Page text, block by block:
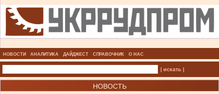
НОВОСТИ АНАЛИТИКА ДАЙДЖЕСТ СПРАВОЧНИК О НАС
| искать |
НОВОСТЬ